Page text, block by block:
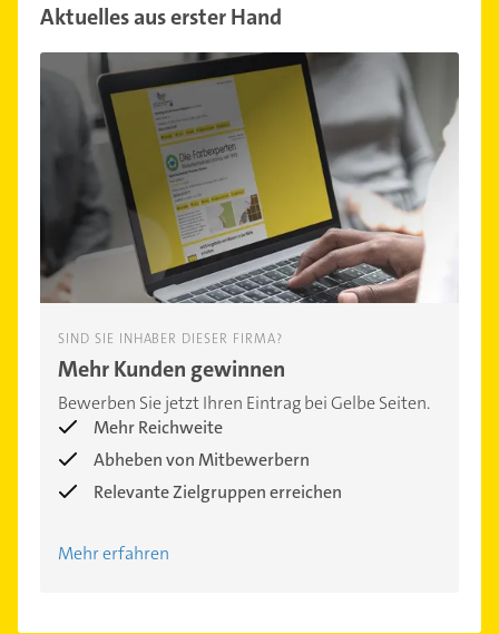
Aktuelles aus erster Hand
SIND SIE INHABER DIESER FIRMA?
Mehr Kunden gewinnen
Bewerben Sie jetzt Ihren Eintrag bei Gelbe Seiten.
Mehr Reichweite
Abheben von Mitbewerbern
Relevante Zielgruppen erreichen
Mehr erfahren